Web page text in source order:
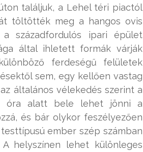
találjuk, a Lehel téri piactól
töltötték meg a hangos ovis
századfordulós ipari épület
által ihletett formák várják
ferdeségű felületek
sem, egy kellően vastag
általános vélekedés szerint a
óra alatt bele lehet jönni a
és bár olykor feszélyezően
ember szép számban
helyszínen lehet különleges